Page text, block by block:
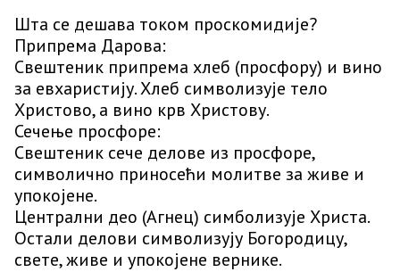
Шта се дешава током проскомидије?
Припрема Даровa:
Свештеник припрема хлеб (просфору) и вино
за евхаристију. Хлеб символизује тело
Христово, а вино крв Христову.
Сечење просфоре:
Свештеник сече делове из просфоре,
символично приносећи молитве за живe и
упокојене.
Централни део (Агнец) симболизује Христа.
Остали делови символизују Богородицу,
свете, живe и упокојене вернике.